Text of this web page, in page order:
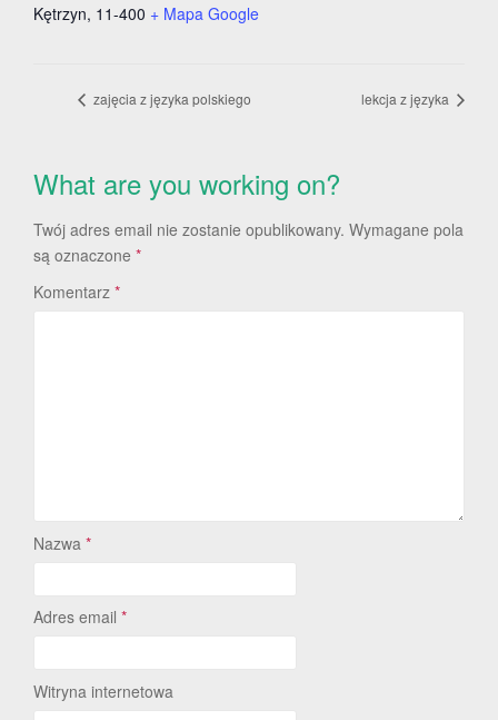
Kętrzyn, 11-400 + Mapa Google
zajęcia z języka polskiego lekcja z języka
What are you working on?
Twój adres email nie zostanie opublikowany. Wymagane pola
są oznaczone *
Komentarz *
Nazwa *
Adres email *
Witryna internetowa